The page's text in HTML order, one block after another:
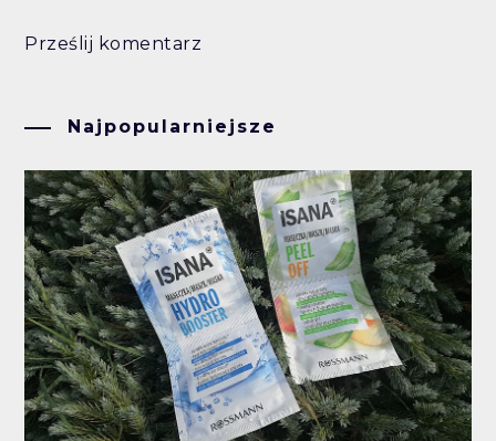
Prześlij komentarz
Najpopularniejsze